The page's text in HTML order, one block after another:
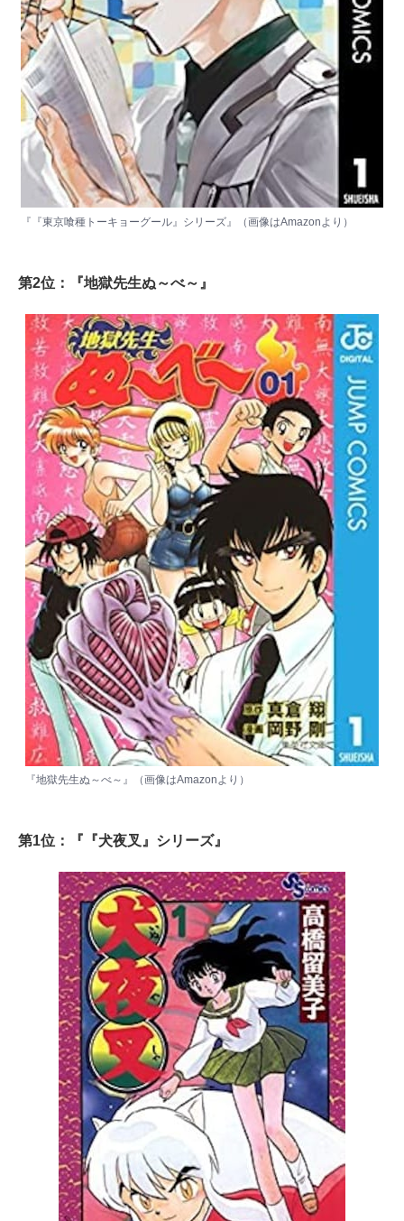
『『東京喰種トーキョーグール』シリーズ』（画像はAmazonより）
第2位：『地獄先生ぬ～べ～』
『地獄先生ぬ～べ～』（画像はAmazonより）
第1位：『『犬夜叉』シリーズ』